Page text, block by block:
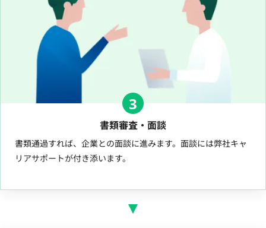
3
書類審査・面談
書類通過すれば、企業との面談に進みます。面談には弊社キャ
リアサポートが付き添います。